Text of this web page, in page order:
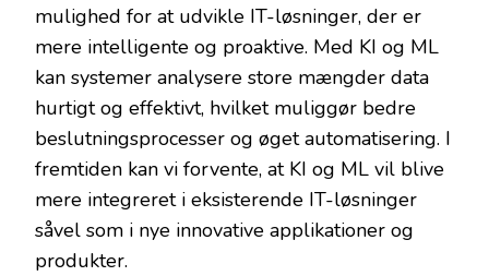
mulighed for at udvikle IT-løsninger, der er
mere intelligente og proaktive. Med KI og ML
kan systemer analysere store mængder data
hurtigt og effektivt, hvilket muliggør bedre
beslutningsprocesser og øget automatisering. I
fremtiden kan vi forvente, at KI og ML vil blive
mere integreret i eksisterende IT-løsninger
såvel som i nye innovative applikationer og
produkter.